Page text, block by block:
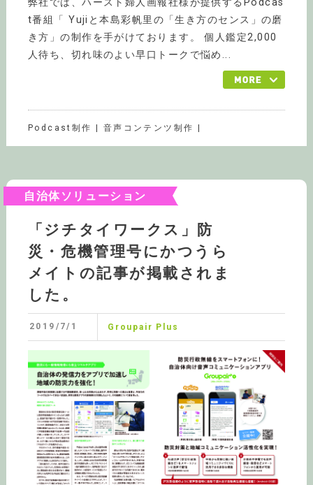
弊社では、ハースト婦人画報社様が提供するPodcas
t番組「 Yujiと本島彩帆里の「生き方のセンス」の磨
き方」の制作を手がけております。 個人鑑定2,000
人待ち、切れ味のよい早口トークで悩め...
Podcast制作 | 音声コンテンツ制作 |
自治体ソリューション
「ジチタイワークス」防
災・危機管理号にかつうら
メイトの記事が掲載されま
した。
2019/7/1 Groupair Plus